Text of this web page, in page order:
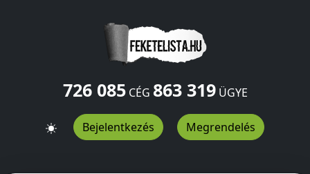
726 085CÉG 863 319ÜGYE
Bejelentkezés Megrendelés